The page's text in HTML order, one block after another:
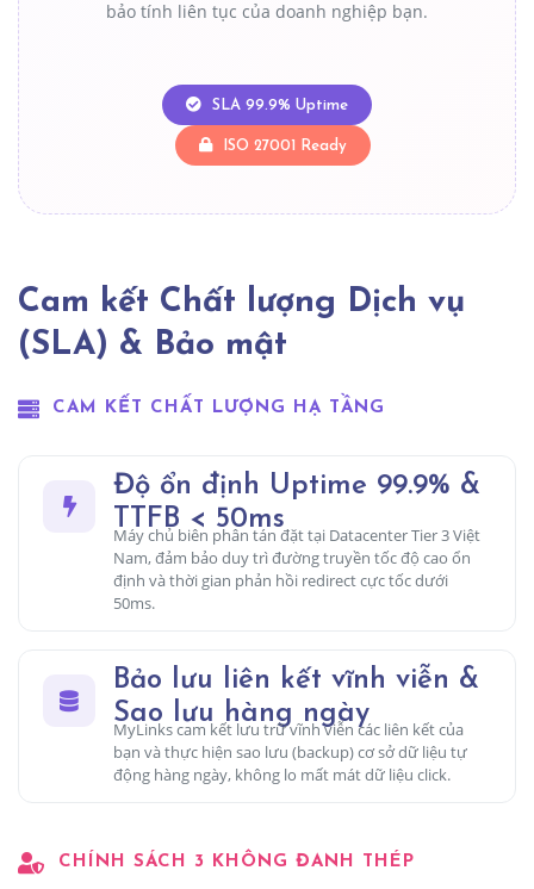
bảo tính liên tục của doanh nghiệp bạn.
SLA 99.9% Uptime
ISO 27001 Ready
Cam kết Chất lượng Dịch vụ
(SLA) & Bảo mật
CAM KẾT CHẤT LƯỢNG HẠ TẦNG
Độ ổn định Uptime 99.9% &
TTFB < 50ms
Máy chủ biên phân tán đặt tại Datacenter Tier 3 Việt
Nam, đảm bảo duy trì đường truyền tốc độ cao ổn
định và thời gian phản hồi redirect cực tốc dưới
50ms.
Bảo lưu liên kết vĩnh viễn &
Sao lưu hàng ngày
MyLinks cam kết lưu trữ vĩnh viễn các liên kết của
bạn và thực hiện sao lưu (backup) cơ sở dữ liệu tự
động hàng ngày, không lo mất mát dữ liệu click.
CHÍNH SÁCH 3 KHÔNG ĐANH THÉP